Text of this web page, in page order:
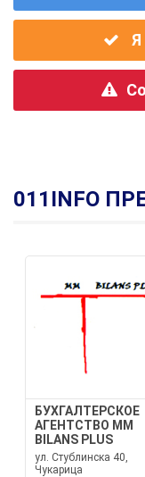
011INFO
БУХГАЛТЕРСКОЕ
АГЕНТСТВО MM
BILANS PLUS
ул. Стублинска 40,
Чукарица